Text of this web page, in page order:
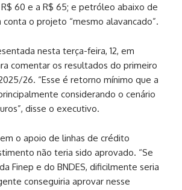
60 e a R$ 65; e petróleo abaixo de
conta o projeto “mesmo alavancado”.
nesta terça-feira, 12, em
comentar os resultados do primeiro
26. “Esse é retorno mínimo que a
considerando o cenário
disse o executivo.
o apoio de linhas de crédito
não teria sido aprovado. “Se
Finep e do BNDES, dificilmente seria
conseguiria aprovar nesse